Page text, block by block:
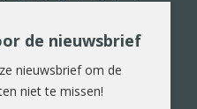
en beeld
de nieuwsbrief
nieuwsbrief om de
niet te missen!